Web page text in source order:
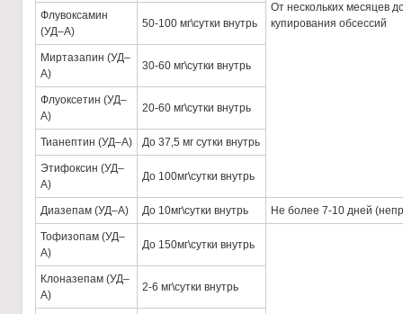
От нескольких месяцев
купирования обсессий
Флувоксамин
(УД–А)
50-100 мг\сутки внутрь
Миртазапин (УД–
А)
30-60 мг\сутки внутрь
Флуоксетин (УД–
А)
20-60 мг\сутки внутрь
Тианептин (УД–А) До 37,5 мг сутки внутрь
Этифоксин (УД–
А)
До 100мг\сутки внутрь
Диазепам (УД–А) До 10мг\сутки внутрь Не более 7-10 дней
Тофизопам (УД–
А)
До 150мг\сутки внутрь
Клоназепам (УД–
А)
2-6 мг\сутки внутрь